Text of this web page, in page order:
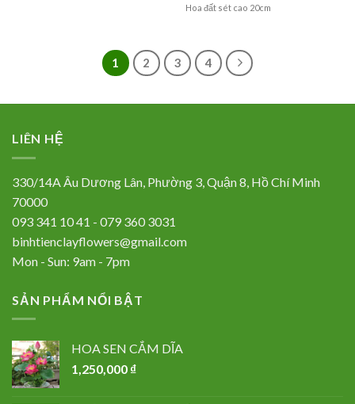
Hoa đất sét cao 20cm
1 2 3 4
LIÊN HỆ
330/14A Âu Dương Lân, Phường 3, Quận 8, Hồ Chí Minh
70000
093 341 10 41 - 079 360 3031
binhtienclayflowers@gmail.com
Mon - Sun: 9am - 7pm
SẢN PHẨM NỔI BẬT
HOA SEN CẮM DĨA
1,250,000 ₫